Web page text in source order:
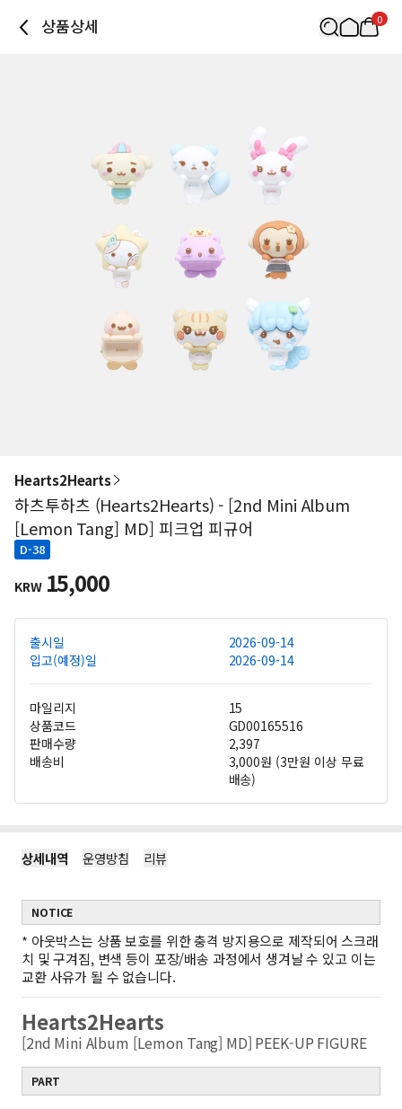
상품상세 0
Hearts2Hearts
하츠투하츠 (Hearts2Hearts) - [2nd Mini Album
[Lemon Tang] MD] 피크업 피규어
D-38
KRW 15,000
출시일
2026-09-14
입고(예정)일
2026-09-14
마일리지
15
상품코드
GD00165516
판매수량
2,397
배송비
3,000원 (3만원 이상 무료
배송)
상세내역 운영방침 리뷰
NOTICE
* 아웃박스는 상품 보호를 위한 충격 방지용으로 제작되어 스크래
치 및 구겨짐, 변색 등이 포장/배송 과정에서 생겨날 수 있고 이는
교환 사유가 될 수 없습니다.
Hearts2Hearts
[2nd Mini Album [Lemon Tang] MD] PEEK-UP FIGURE
PART